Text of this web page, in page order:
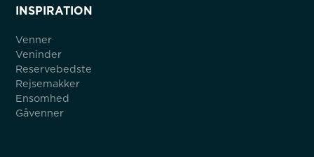
INSPIRATION
Venner
Veninder
Reservebedste
Rejsemakker
Ensomhed
Gåvenner